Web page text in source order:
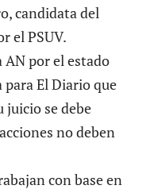
candidata del
el PSUV.
AN por el estado
paraEl Diarioque
juicio se debe
no deben
con base en